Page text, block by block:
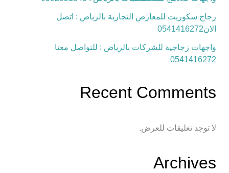
زجاج سكوريت للمعارض التجارية بالرياض : اتصل
الان0541416272
واجهات زجاجية للشركات بالرياض : للتواصل معنا
0541416272
Recent Comments
لا توجد تعليقات للعرض.
Archives